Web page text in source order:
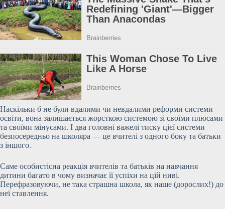
Наскільки б не були вдалими чи невдалими реформи системи
освіти, вона залишається жорсткою системою зі своїми плюсами
та своїми мінусами. І два головні важелі тиску цієї системи
безпосередньо на школяра — це вчителі з одного боку та батьки
з іншого.
Саме особистісна реакція вчителів та батьків на навчання
дитини багато в чому визначає її успіхи на цій ниві.
Перефразовуючи, не така страшна школа, як наше (дорослих!) до
неї ставлення.